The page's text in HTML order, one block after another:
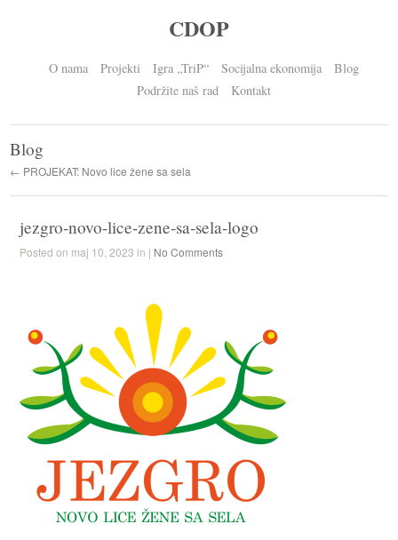
CDOP
O nama Projekti Igra „TriP“ Socijalna ekonomija
Blog
Podržite naš rad
Kontakt
Blog
← PROJEKAT: Novo lice žene sa sela
jezgro-novo-lice-zene-sa-sela-logo
Posted on maj 10, 2023 in | No Comments